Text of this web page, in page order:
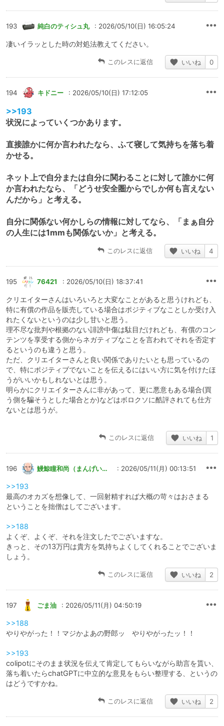
193 純白のティシュ丸 : 2026/05/10(日) 16:05:24
凄いイラッとした時の対処法教えてください。
このレスに返信 いいね 0
194 キドニー : 2026/05/10(日) 17:12:05
>>193
状況によっていくつかあります。
直接誰かに何か言われたなら、ふて寝して気持ちを落ち着
かせる。
ネット上で自分または自分に関わることに対して誰かに何
か言われたなら、「どうせ安全圏からでしか何も言えない
んだから」と考える。
自分に関係ない何かしらの情報に対してなら、「まぁ自分
の人生には1mmも関係ないか」と考える。
このレスに返信 いいね 4
195 76421 : 2026/05/10(日) 18:37:41
クリエイターさんはいろいろと大変なことがあると思うけれども、
特に有償の作品を販売している場合はポジティブなことしか受け入
れたくないというのは少し甘いと思う。
理不尽な批判や根拠のない誹謗中傷は駄目だけれども、有償のコン
テンツを享受する側からネガティブなことを言われてそれを否定す
るというのも違うと思う。
ただ、クリエイターさんと良い関係でありたいとも思っているの
で、特にポジティブでないことを伝えるにはいい方に気を付けたほ
うがいいかもしれないとは思う。
明らかにクリエイターさんに非があって、更に悪意もある場合(買
う側を騙そうとした場合とか)などはボロクソに酷評されても仕方
ないとは思うが。
このレスに返信 いいね 1
196 鰻鯨瞳和尚（まんげいどうかずなお） : 2026/05/11(月) 00:13:51
>>193
最高のオカズを想像して、一回射精すれば大概の苛々はおさまる
ということを拙僧はしてございます。
>>188
よくぞ、よくぞ、それを注文したでございますな。
きっと、その13万円は貴方を気持ちよくしてくれることでございま
しょう。
このレスに返信 いいね 2
197 ごま油 : 2026/05/11(月) 04:50:19
>>188
やりやがった！！マジかよあの野郎ッ やりやがったッ！！
>>193
colipotにそのまま状況を伝えて肯定してもらいながら助言を貰い、
落ち着いたらchatGPTに中立的な意見をもらい整理する、というの
はどうですかね。
このレスに返信 いいね 2